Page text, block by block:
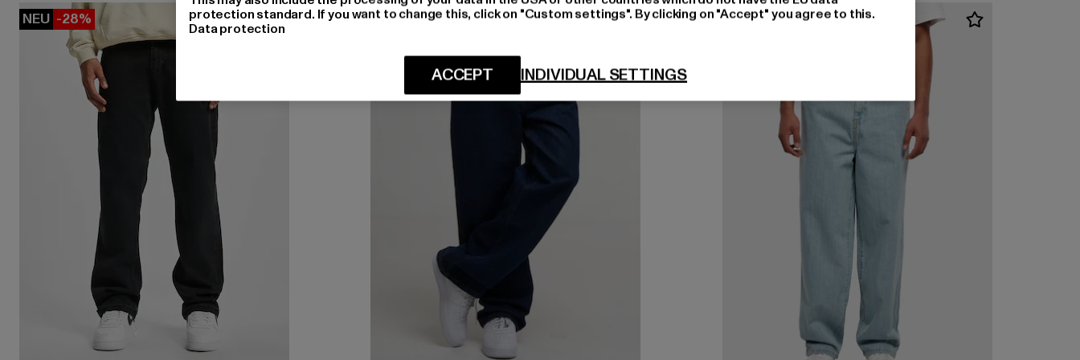
NEU -28% -12% -58%
protection standard. If you want to change this, click on "Custom settings". By clicking on "Accept" you agree to this.
Data protection
INDIVIDUAL SETTINGS
ACCEPT